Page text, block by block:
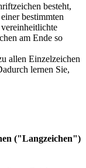
besteht,
bestimmten
am Ende so
allen Einzelzeichen
lernen Sie,
("Langzeichen")